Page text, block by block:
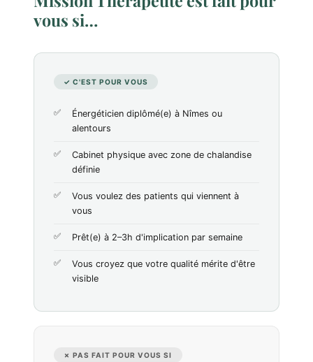
vous si…
✓ C'EST POUR VOUS
Énergéticien diplômé(e) à Nîmes ou
alentours
Cabinet physique avec zone de chalandise
définie
Vous voulez des patients qui viennent à
vous
Prêt(e) à 2–3h d'implication par semaine
Vous croyez que votre qualité mérite d'être
visible
✗ PAS FAIT POUR VOUS SI